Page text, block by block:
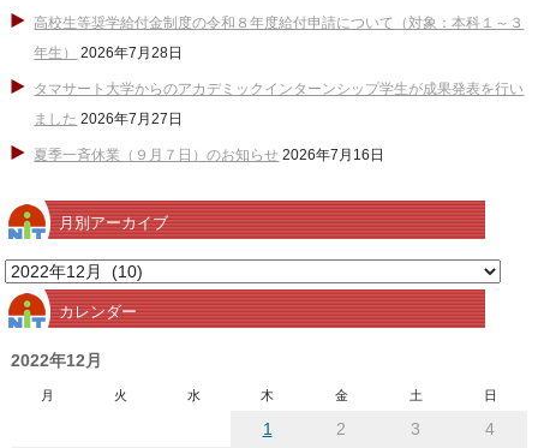
高校生等奨学給付金制度の令和８年度給付申請について（対象：本科１～３
年生）
2026年7月28日
タマサート大学からのアカデミックインターンシップ学生が成果発表を行い
ました 2026年7月27日
夏季一斉休業（９月７日）のお知らせ 2026年7月16日
月別アーカイブ
月
別
ア
ー
カレンダー
2022年12月
月 火 水 木 金 土 日
1 2 3 4